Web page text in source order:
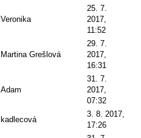
Veronika
25. 7.
2017,
11:52
Martina Grešlová
29. 7.
2017,
16:31
Adam
31. 7.
2017,
07:32
kadlecová
3. 8. 2017,
17:26